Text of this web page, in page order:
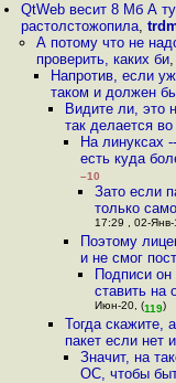
QtWeb весит 8 Мб А
растолстожопила,
А потому что не
проверить, каких би,
Напротив, если
таком и должен
Видите ли, это
так делается во
На линуксах
есть куда
–10
Зато если
только
17:29 , 02-
Поэтому
и не смог
Подписи он
ставить на
Июн-20, (119)
Тогда скажите,
пакет если нет
Значит, на
ОС, чтобы